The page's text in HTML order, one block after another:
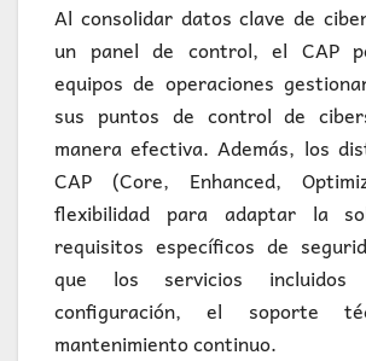
Al consolidar datos clave de
un panel de control, el CAP
equipos de operaciones
sus puntos de control de
manera efectiva. Además, los
CAP (Core, Enhanced,
flexibilidad para adaptar la
requisitos específicos de
que los servicios
configuración, el soporte
mantenimiento continuo.